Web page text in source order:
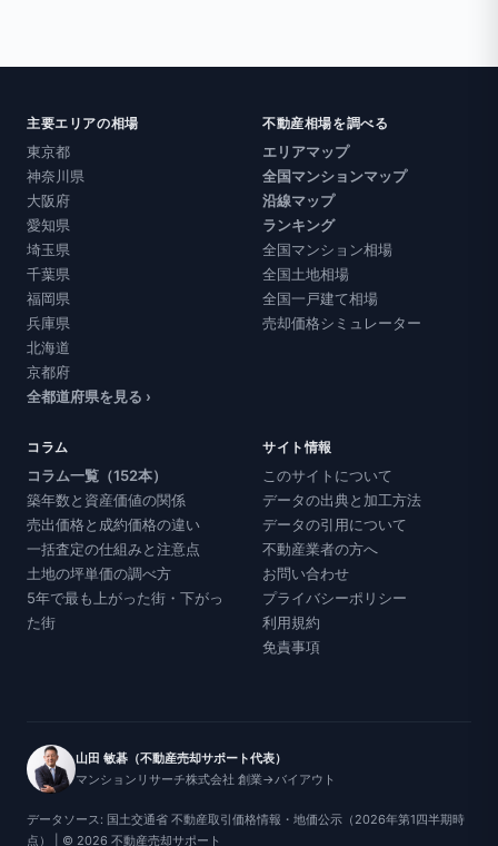
主要エリアの相場
東京都
神奈川県
大阪府
愛知県
埼玉県
千葉県
福岡県
兵庫県
北海道
京都府
全都道府県を見る ›
不動産相場を調べる
エリアマップ
全国マンションマップ
沿線マップ
ランキング
全国マンション相場
全国土地相場
全国一戸建て相場
売却価格シミュレーター
コラム
コラム一覧（152本）
築年数と資産価値の関係
売出価格と成約価格の違い
一括査定の仕組みと注意点
土地の坪単価の調べ方
5年で最も上がった街・下がっ
た街
サイト情報
このサイトについて
データの出典と加工方法
データの引用について
不動産業者の方へ
お問い合わせ
プライバシーポリシー
利用規約
免責事項
山田 敏碁（不動産売却サポート代表）
マンションリサーチ株式会社 創業→バイアウト
データソース: 国土交通省 不動産取引価格情報・地価公示（2026年第1四半期時
点） | © 2026 不動産売却サポート